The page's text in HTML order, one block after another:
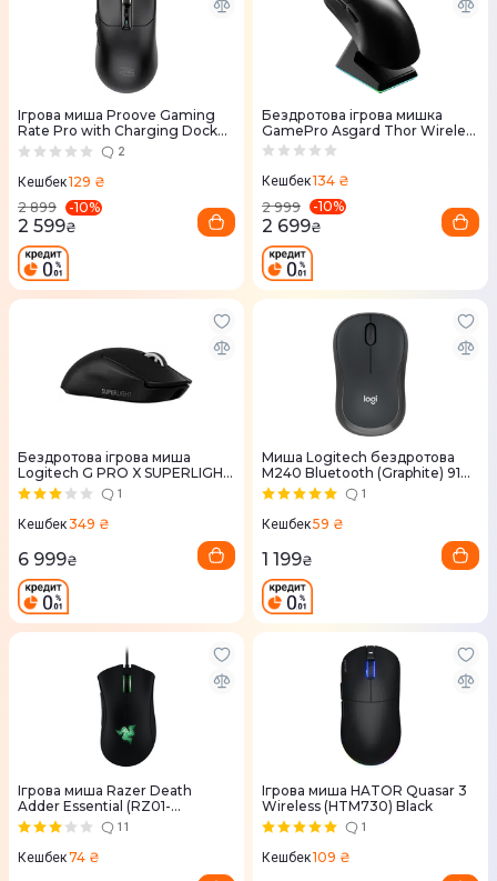
Ігрова миша Proove Gaming
Rate Pro with Charging Dock
Black
2
Кешбек129 ₴
2 899
-10%
2 599₴
Бездротова ігрова мишка
GamePro Asgard Thor Wireless
PAW3395 RGB Ultralight Black
Кешбек134 ₴
2 999
-10%
2 699₴
Бездротова ігрова миша
Logitech G PRO X SUPERLIGHT
2 LIGHTSPEED - BLACK
1
Кешбек349 ₴
6 999₴
Миша Logitech бездротова
M240 Bluetooth (Graphite) 910-
007119
1
Кешбек59 ₴
1 199₴
Ігрова миша Razer Death
Adder Essential (RZ01-
02540100-R3M1)
11
Кешбек74 ₴
Ігрова миша HATOR Quasar 3
Wireless (HTM730) Black
1
Кешбек109 ₴